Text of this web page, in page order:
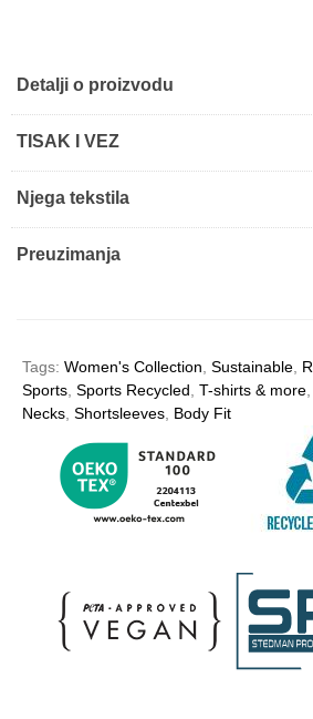
Detalji o proizvodu
TISAK I VEZ
Njega tekstila
Preuzimanja
Tags: Women's Collection, Sustainable,
Sports, Sports Recycled, T-shirts & more,
Necks, Shortsleeves, Body Fit